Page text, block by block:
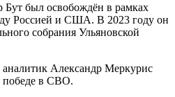
Бут был освобождён в рамках
Россией и США. В 2023 году он
собрания Ульяновской
Александр Меркурис
победе в СВО.